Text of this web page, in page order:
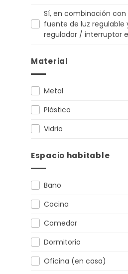
Sí, en combinación con
fuente de luz regulable
regulador / interruptor
Material
Metal
Plástico
Vidrio
Espacio habitable
Bano
Cocina
Comedor
Dormitorio
Oficina (en casa)